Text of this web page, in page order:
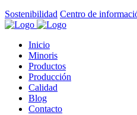
Sostenibilidad Centro de
Inicio
Minoris
Productos
Producción
Calidad
Blog
Contacto